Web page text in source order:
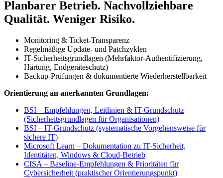
Planbarer Betrieb. Nachvollziehbare
Qualität. Weniger Risiko.
Monitoring & Ticket-Transparenz
Regelmäßige Update- und Patchzyklen
IT-Sicherheitsgrundlagen (Mehrfaktor-Authentifizierung,
Härtung, Endgeräteschutz)
Backup-Prüfungen & dokumentierte Wiederherstellbarkeit
Orientierung an anerkannten Grundlagen:
BSI – Empfehlungen, Leitlinien & IT-Grundschutz
(Sicherheitsgrundlagen für Organisationen)
BSI – IT-Grundschutz (systematische Vorgehensweise für
sichere IT)
Microsoft Learn – Dokumentation zu IT-Sicherheit,
Identitäten, Windows & Cloud-Betrieb
CISA – Baseline-Empfehlungen & Prioritäten für
Cybersicherheit (praktischer Orientierungspunkt)